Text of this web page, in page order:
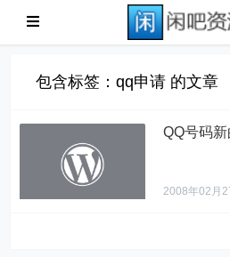
包含标签：qq申请 的文章
QQ号码新
2008年02月